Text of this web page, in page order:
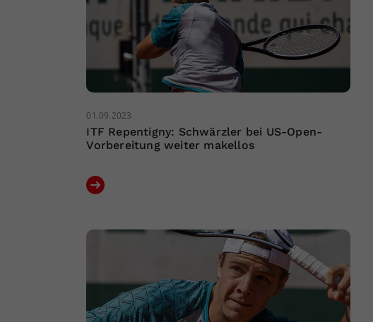
01.09.2023
ITF Repentigny: Schwärzler bei US-Open-
Vorbereitung weiter makellos